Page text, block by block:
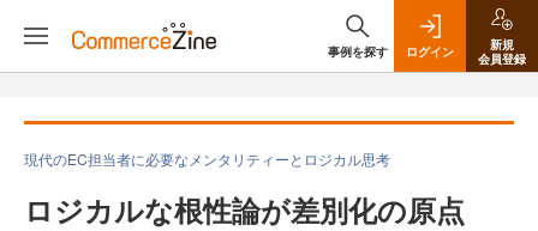
事例を探す ログイン
新規
会員登録
現代のEC担当者に必要なメンタリティーとロジカル思考
ロジカルな根性論が差別化の原点